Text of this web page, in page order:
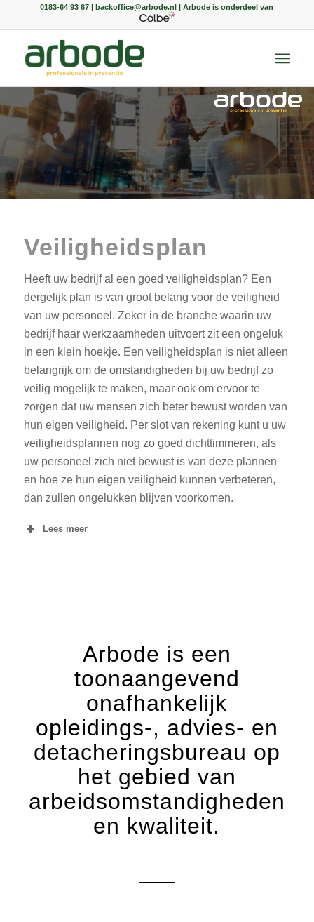
0183-64 93 67 | backoffice@arbode.nl | Arbode is onderdeel van
Veiligheidsplan
Heeft uw bedrijf al een goed veiligheidsplan? Een
dergelijk plan is van groot belang voor de veiligheid
van uw personeel. Zeker in de branche waarin uw
bedrijf haar werkzaamheden uitvoert zit een ongeluk
in een klein hoekje. Een veiligheidsplan is niet alleen
belangrijk om de omstandigheden bij uw bedrijf zo
veilig mogelijk te maken, maar ook om ervoor te
zorgen dat uw mensen zich beter bewust worden van
hun eigen veiligheid. Per slot van rekening kunt u uw
veiligheidsplannen nog zo goed dichttimmeren, als
uw personeel zich niet bewust is van deze plannen
en hoe ze hun eigen veiligheid kunnen verbeteren,
dan zullen ongelukken blijven voorkomen.
Lees meer
Arbode is een
toonaangevend
onafhankelijk
opleidings-, advies- en
detacheringsbureau op
het gebied van
arbeidsomstandigheden
en kwaliteit.